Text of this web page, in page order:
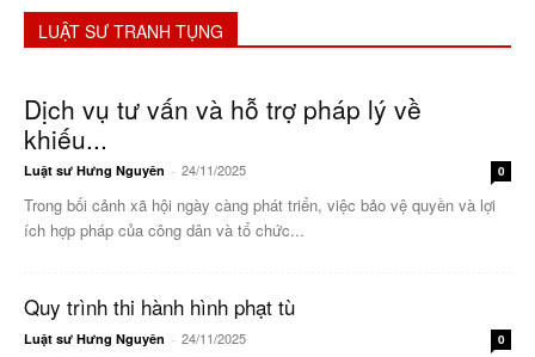
LUẬT SƯ TRANH TỤNG
Dịch vụ tư vấn và hỗ trợ pháp lý về
khiếu...
Luật sư Hưng Nguyên - 24/11/2025 0
Trong bối cảnh xã hội ngày càng phát triển, việc bảo vệ quyền và lợi
ích hợp pháp của công dân và tổ chức...
Quy trình thi hành hình phạt tù
Luật sư Hưng Nguyên - 24/11/2025 0